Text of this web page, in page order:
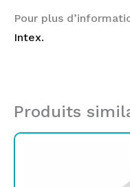
Pour plus
Intex.
Produits